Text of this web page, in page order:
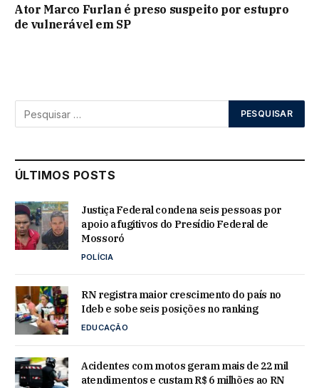
Ator Marco Furlan é preso suspeito por estupro
de vulnerável em SP
ÚLTIMOS POSTS
Justiça Federal condena seis pessoas por
apoio a fugitivos do Presídio Federal de
Mossoró
POLÍCIA
RN registra maior crescimento do país no
Ideb e sobe seis posições no ranking
EDUCAÇÃO
Acidentes com motos geram mais de 22 mil
atendimentos e custam R$ 6 milhões ao RN